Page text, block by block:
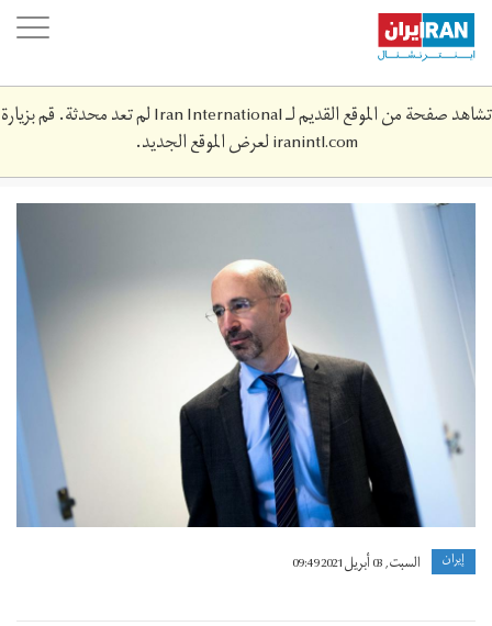
Skip
main
content
تشاهد صفحة من الموقع القديم لـ Iran International لم تعد محدثة. قم بزيارة
iranintl.comلعرض الموقع الجديد.
2bad8b2b-
1752-
467e-
a732-
611f32004981.jpeg
إيران السبت, 03 أبريل 2021 09:49